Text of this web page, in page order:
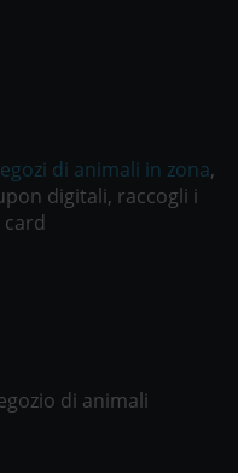
di animali in zona,
digitali, raccogli i
di animali